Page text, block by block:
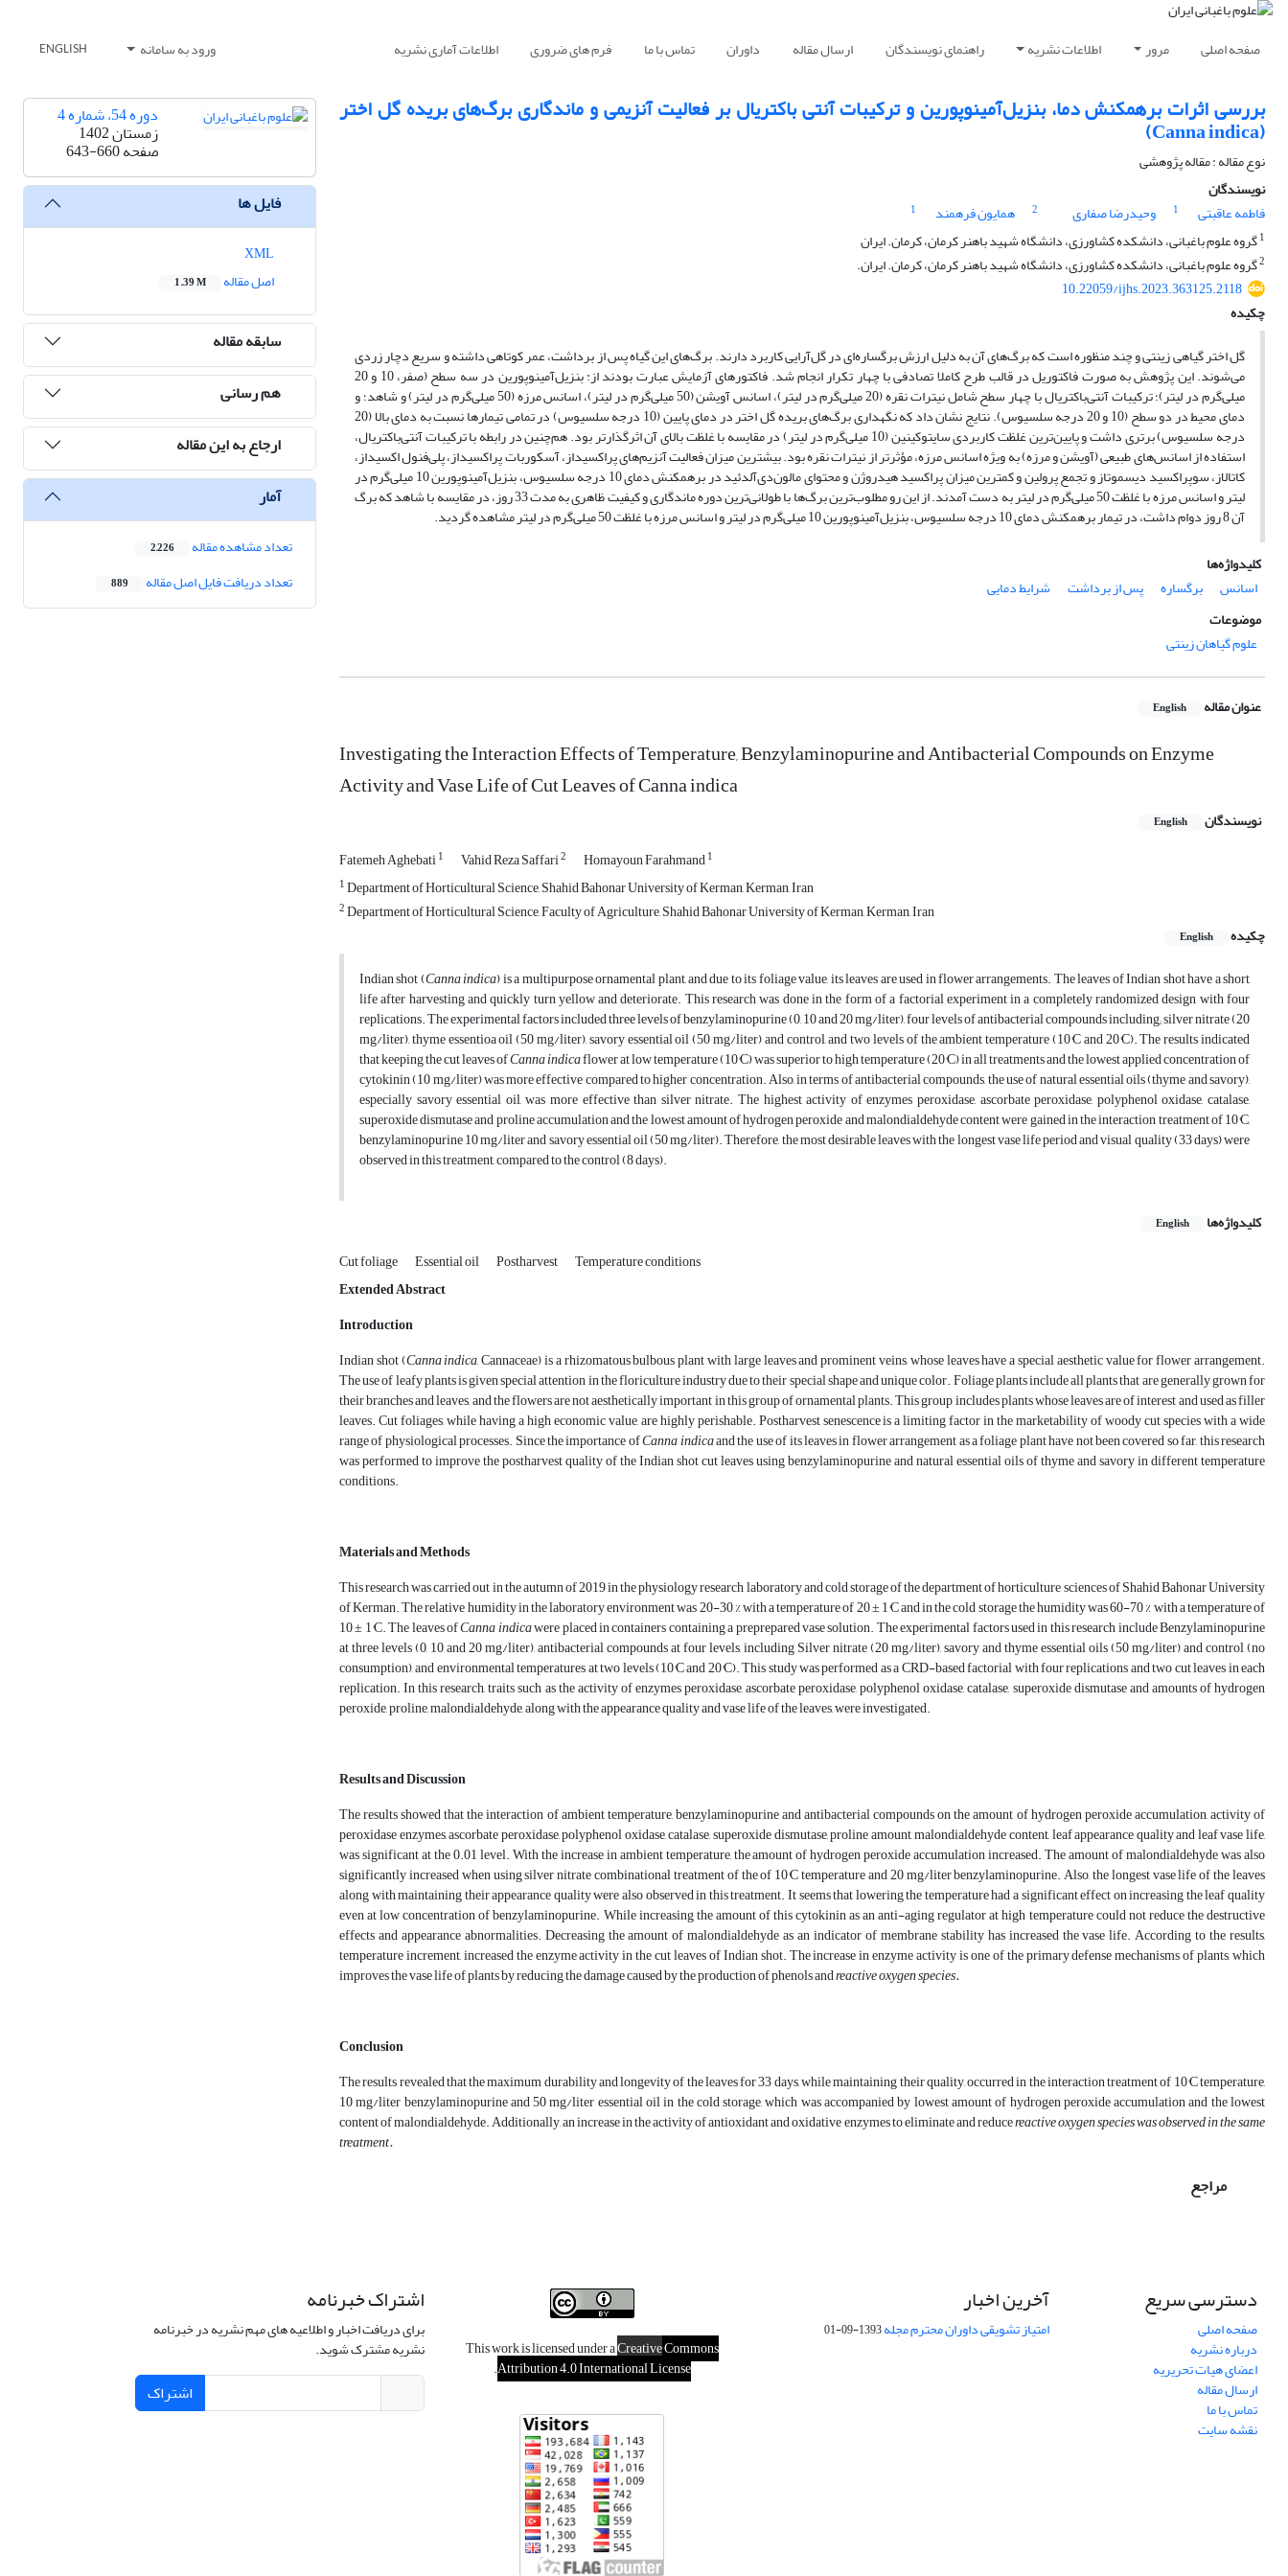
صفحه اصلی مرور اطلاعات نشریه راهنمای نویسندگان ارسال مقاله داوران تماس با ما فرم های ضروری اطلاعات آماری نشریه ورود به سامانه ENGLISH
بررسی اثرات برهمکنش دما، بنزیل‌آمینوپورین و ترکیبات آنتی‌ باکتریال بر فعالیت آنزیمی و ماندگاری برگ‌های بریده گل اختر
(Canna indica)
نوع مقاله : مقاله پژوهشی
نویسندگان
فاطمه عاقبتی
1 وحیدرضا صفاری 2 همایون فرهمند
1
1گروه علوم باغبانی، دانشکده کشاورزی، دانشگاه شهید باهنر کرمان، کرمان. ایران
2گروه علوم باغبانی، دانشکده کشاورزی، دانشگاه شهید باهنر کرمان، کرمان. ایران.
10.22059/ijhs.2023.363125.2118
چکیده
گل اختر گیاهی زینتی و چند منظوره است که برگ‌های آن به دلیل ارزش برگساره‌ای در گل‌آرایی کاربرد دارند. برگ‌های این گیاه پس از برداشت، عمر کوتاهی داشته و سریع دچار زردی
می‌شوند. این پژوهش به صورت فاکتوریل در قالب طرح کاملا تصادفی با چهار تکرار انجام شد. فاکتورهای آزمایش عبارت بودند از: بنزیل‌آمینوپورین در سه سطح (صفر، 10 و 20
میلی‌گرم در لیتر)؛ ترکیبات آنتی‌باکتریال با چهار سطح شامل نیترات نقره (20 میلی‌گرم در لیتر)، اسانس‌ آویشن (50 میلی‌گرم در لیتر)، اسانس مرزه (50 میلی‌گرم در لیتر) و شاهد؛ و
دمای محیط در دو سطح (10 و 20 درجه سلسیوس). نتایج نشان داد که نگهداری برگ‌های بریده گل اختر در دمای پایین (10 درجه سلسیوس) در تمامی تیمارها نسبت به دمای بالا (20
درجه سلسیوس) برتری داشت و پایین‌ترین غلظت کاربردی سایتوکینین (10 میلی‌گرم در لیتر) در مقایسه با غلظت بالای آن اثرگذارتر بود. هم‌چنین در رابطه با ترکیبات آنتی‌باکتریال،
استفاده از اسانس‌های طبیعی (آویشن و مرزه) به ویژه اسانس مرزه، مؤثرتر از نیترات نقره بود. بیشترین میزان فعالیت آنزیم‌های پراکسیداز، آسکوربات پراکسیداز، پلی‌فنول اکسیداز،
کاتالاز، سوپراکسید دیسموتاز و تجمع پرولین و کمترین میزان پراکسید هیدروژن و محتوای مالون‌دی‌آلدئید در برهمکنش دمای 10 درجه سلسیوس، بنزیل‌آمینوپورین 10 میلی‌گرم در
لیتر و اسانس مرزه با غلظت 50 میلی‌گرم در لیتر به دست آمدند. از این رو مطلوب‌ترین برگ‌ها با طولانی‌ترین دوره ماندگاری و کیفیت ظاهری به مدت 33 روز، در مقایسه با شاهد که برگ
آن 8 روز دوام داشت، در تیمار برهمکنش دمای 10 درجه سلسیوس، بنزیل‌آمینوپورین 10 میلی‌گرم در لیتر و اسانس مرزه با غلظت 50 میلی‌گرم در لیتر مشاهده گردید.
کلیدواژه‌ها
اسانس
برگساره پس از برداشت
شرایط دمایی
موضوعات
علوم گیاهان زینتی
عنوان مقاله English
Investigating the Interaction Effects of Temperature, Benzylaminopurine and Antibacterial Compounds on Enzyme
Activity and Vase Life of Cut Leaves of Canna indica
نویسندگان English
Fatemeh Aghebati1 Vahid Reza Saffari2 Homayoun Farahmand1
1Department of Horticultural Science, Shahid Bahonar University of Kerman, Kerman, Iran
2Department of Horticultural Science, Faculty of Agriculture, Shahid Bahonar University of Kerman, Kerman, Iran
چکیده
English
Indian shot (Canna indica) is a multipurpose ornamental plant, and due to its foliage value, its leaves are used in flower arrangements. The leaves of Indian shot have a short
life after harvesting and quickly turn yellow and deteriorate. This research was done in the form of a factorial experiment in a completely randomized design with four
replications. The experimental factors included three levels of benzylaminopurine (0, 10 and 20 mg/liter), four levels of antibacterial compounds including; silver nitrate (20
mg/liter), thyme essentioa oil (50 mg/liter), savory essential oil (50 mg/liter) and control, and two levels of the ambient temperature (10°C and 20°C). The results indicated
that keeping the cut leaves ofCanna indicaflower at low temperature (10°C) was superior to high temperature (20°C) in all treatments and the lowest applied concentration of
cytokinin (10 mg/liter) was more effective compared to higher concentration. Also, in terms of antibacterial compounds, the use of natural essential oils (thyme and savory),
especially savory essential oil, was more effective than silver nitrate. The highest activity of enzymes peroxidase, ascorbate peroxidase, polyphenol oxidase, catalase,
superoxide dismutase and proline accumulation and the lowest amount of hydrogen peroxide and malondialdehyde content were gained in the interaction treatment of 10°C,
benzylaminopurine 10 mg/liter and savory essential oil (50 mg/liter). Therefore, the most desirable leaves with the longest vase life period and visual quality (33 days) were
observed in this treatment, compared to the control (8 days).
کلیدواژه‌ها English
Cut foliage Essential oil Postharvest
Temperature conditions
Extended Abstract
Introduction
Indian shot (Canna indica, Cannaceae) is a rhizomatous bulbous plant with large leaves and prominent veins, whose leaves have a special aesthetic value for flower arrangement.
The use of leafy plants is given special attention in the floriculture industry due to their special shape and unique color. Foliage plants include all plants that are generally grown for
their branches and leaves, and the flowers are not aesthetically important in this group of ornamental plants. This group includes plants whose leaves are of interest and used as filler
leaves. Cut foliages, while having a high economic value, are highly perishable. Postharvest senescence is a limiting factor in the marketability of woody cut species with a wide
range of physiological processes. Since the importance ofCanna indicaand the use of its leaves in flower arrangement as a foliage plant have not been covered so far, this research
was performed to improve the postharvest quality of the Indian shot cut leaves using benzylaminopurine and natural essential oils of thyme and savory in different temperature
conditions.
Materials and Methods
This research was carried out in the autumn of 2019 in the physiology research laboratory and cold storage of the department of horticulture sciences of Shahid Bahonar University
of Kerman. The relative humidity in the laboratory environment was 20-30 % with a temperature of 20 ± 1°C and in the cold storage the humidity was 60-70 % with a temperature of
10 ± 1°C. The leaves ofCanna indicawere placed in containers containing a preprepared vase solution. The experimental factors used in this research include Benzylaminopurine
at three levels (0, 10 and 20 mg/liter), antibacterial compounds at four levels, including Silver nitrate (20 mg/liter), savory and thyme essential oils (50 mg/liter) and control (no
consumption), and environmental temperatures at two levels (10°C and 20°C). This study was performed as a CRD-based factorial with four replications and two cut leaves in each
replication. In this research, traits such as the activity of enzymes peroxidase, ascorbate peroxidase, polyphenol oxidase, catalase, superoxide dismutase and amounts of hydrogen
peroxide, proline, malondialdehyde, along with the appearance quality and vase life of the leaves, were investigated.
Results and Discussion
The results showed that the interaction of ambient temperature, benzylaminopurine and antibacterial compounds on the amount of hydrogen peroxide accumulation, activity of
peroxidase enzymes, ascorbate peroxidase, polyphenol oxidase, catalase, superoxide dismutase, proline amount, malondialdehyde content, leaf appearance quality and leaf vase life,
was significant at the 0.01 level. With the increase in ambient temperature, the amount of hydrogen peroxide accumulation increased. The amount of malondialdehyde was also
significantly increased when using silver nitrate combinational treatment of the of 10°C temperature and 20 mg/liter benzylaminopurine. Also, the longest vase life of the leaves
along with maintaining their appearance quality were also observed in this treatment. It seems that lowering the temperature had a significant effect on increasing the leaf quality
even at low concentration of benzylaminopurine. While increasing the amount of this cytokinin as an anti-aging regulator at high temperature could not reduce the destructive
effects and appearance abnormalities. Decreasing the amount of malondialdehyde as an indicator of membrane stability has increased the vase life. According to the results,
temperature increment, increased the enzyme activity in the cut leaves of Indian shot. The increase in enzyme activity is one of the primary defense mechanisms of plants, which
improves the vase life of plants by reducing the damage caused by the production of phenols andreactive oxygen species.
Conclusion
The results revealed that the maximum durability and longevity of the leaves for 33 days, while maintaining their quality, occurred in the interaction treatment of 10°C temperature,
10 mg/liter benzylaminopurine and 50 mg/liter essential oil in the cold storage, which was accompanied by lowest amount of hydrogen peroxide accumulation and the lowest
content of malondialdehyde. Additionally, an increase in the activity of antioxidant and oxidative enzymes to eliminate and reducereactiveoxygen species was observed in the same
treatment.
مراجع
دوره 54، شماره 4
زمستان 1402
صفحه643-660
فایل ها
اصل مقاله
1.39 M
سابقه مقاله
هم رسانی
ارجاع به این مقاله
آمار
تعداد مشاهده مقاله 2,226
تعداد دریافت فایل اصل مقاله 889
دسترسی سریع
صفحه اصلی
درباره نشریه
اعضای هیات تحریریه
ارسال مقاله
تماس با ما
نقشه سایت
آخرین اخبار
امتیاز تشویقی داوران محترم مجله1393-09-01
This work is licensed under aCreativeCommons
Attribution 4.0 International License
.
اشتراک خبرنامه
برای دریافت اخبار و اطلاعیه های مهم نشریه در خبرنامه
نشریه مشترک شوید.
اشتراک